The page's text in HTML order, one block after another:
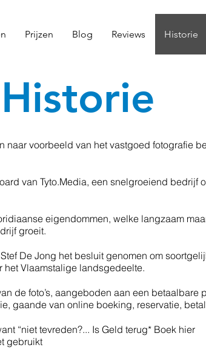
Prijzen Blog Reviews Historie
Historie
naar voorbeeld van het vastgoed fotografie
van Tyto.Media, een snelgroeiend
eigendommen, welke langzaam
groeit.
De Jong het besluit genomen om
Vlaamstalige landsgedeelte.
de foto’s, aangeboden aan een betaalbare
gaande van online boeking, reservatie,
“niet tevreden?... Is Geld terug* Boek hier
gebruikt